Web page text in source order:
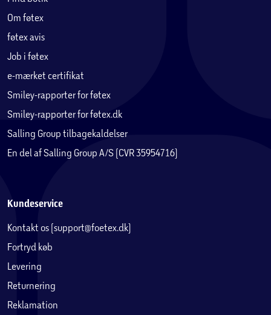
Om føtex
føtex avis
Job i føtex
e-mærket certifikat
Smiley-rapporter for føtex
Smiley-rapporter for føtex.dk
Salling Group tilbagekaldelser
En del af Salling Group A/S (CVR 35954716)
Kundeservice
Kontakt os (support@foetex.dk)
Fortryd køb
Levering
Returnering
Reklamation